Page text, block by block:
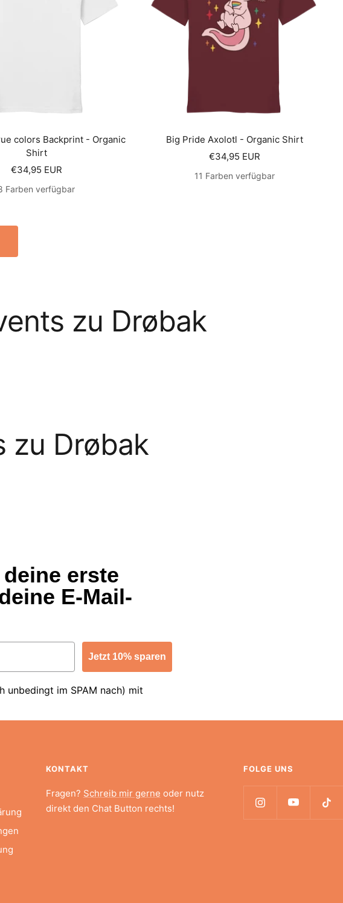
colors Backprint - Organic
Shirt
Angebotspreis
€34,95 EUR
Farben verfügbar
Big Pride Axolotl - Organic Shirt
Angebotspreis
€34,95 EUR
11 Farben verfügbar
zu Drøbak
zu Drøbak
erste
E-Mail-
Jetzt 10% sparen
unbedingt im SPAM nach) mit
KONTAKT
Fragen? Schreib mir gerne oder nutz
direkt den Chat Button rechts!
FOLGE UNS